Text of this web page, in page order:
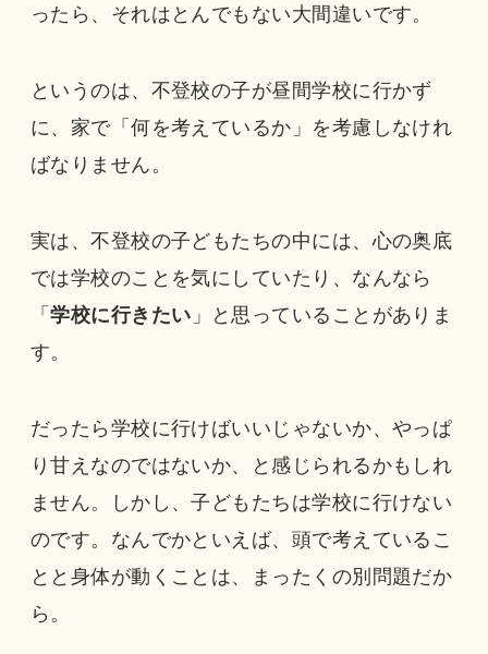
ったら、それはとんでもない大間違いです。
というのは、不登校の子が昼間学校に行かず
に、家で「何を考えているか」を考慮しなけれ
ばなりません。
実は、不登校の子どもたちの中には、心の奥底
では学校のことを気にしていたり、なんなら
「学校に行きたい 」と思っていることがありま
す。
だったら学校に行けばいいじゃないか、やっぱ
り甘えなのではないか、と感じられるかもしれ
ません。しかし、子どもたちは学校に行けない
のです。なんでかといえば、頭で考えているこ
とと身体が動くことは、まったくの別問題だか
ら。